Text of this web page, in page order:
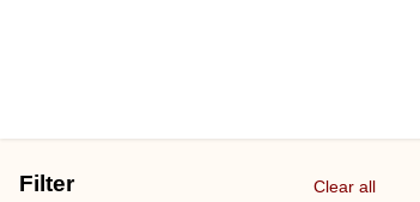
Filter Clear all